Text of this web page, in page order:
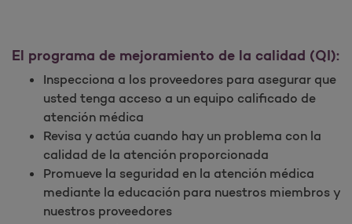
El programa de mejoramiento de la calidad (QI):
Inspecciona a los proveedores para asegurar que
usted tenga acceso a un equipo calificado de
atención médica
Revisa y actúa cuando hay un problema con la
calidad de la atención proporcionada
Promueve la seguridad en la atención médica
mediante la educación para nuestros miembros y
nuestros proveedores